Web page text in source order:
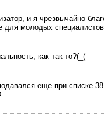
и я чрезвычайно
для молодых
как так-то?(_(
еще при списке